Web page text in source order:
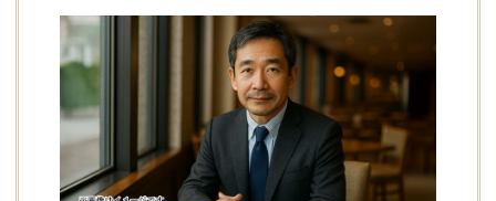
デートまでの流れ
アフィリエイトをご検討の皆様へ。